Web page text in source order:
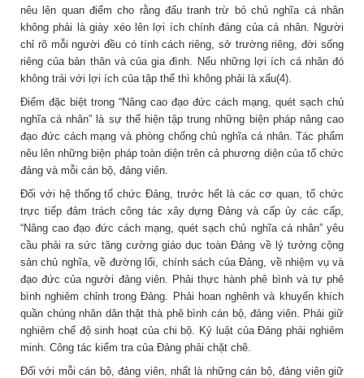
nêu lên quan điểm cho rằng đấu tranh trừ bỏ chủ nghĩa cá nhân
không phải là giày xéo lên lợi ích chính đáng của cá nhân. Người
chỉ rõ mỗi người đều có tính cách riêng, sở trường riêng, đời sống
riêng của bản thân và của gia đình. Nếu những lợi ích cá nhân đó
không trái với lợi ích của tập thể thì không phải là xấu(4).
Điểm đặc biệt trong “Nâng cao đạo đức cách mạng, quét sạch chủ
nghĩa cá nhân” là sự thể hiện tập trung những biện pháp nâng cao
đạo đức cách mạng và phòng chống chủ nghĩa cá nhân. Tác phẩm
nêu lên những biện pháp toàn diện trên cả phương diện của tổ chức
đảng và mỗi cán bộ, đảng viên.
Đối với hệ thống tổ chức Đảng, trước hết là các cơ quan, tổ chức
trực tiếp đảm trách công tác xây dựng Đảng và cấp ủy các cấp,
“Nâng cao đạo đức cách mạng, quét sạch chủ nghĩa cá nhân” yêu
cầu phải ra sức tăng cường giáo dục toàn Đảng về lý tưởng cộng
sản chủ nghĩa, về đường lối, chính sách của Đảng, về nhiệm vụ và
đạo đức của người đảng viên. Phải thực hành phê bình và tự phê
bình nghiêm chỉnh trong Đảng. Phải hoan nghênh và khuyến khích
quần chúng nhân dân thật thà phê bình cán bộ, đảng viên. Phải giữ
nghiêm chế độ sinh hoạt của chi bộ. Kỷ luật của Đảng phải nghiêm
minh. Công tác kiểm tra của Đảng phải chặt chẽ.
Đối với mỗi cán bộ, đảng viên, nhất là những cán bộ, đảng viên giữ